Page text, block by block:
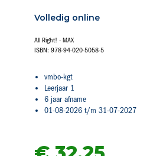
Volledig online
All Right! - MAX
ISBN: 978-94-020-5058-5
vmbo-kgt
Leerjaar 1
6 jaar afname
01-08-2026 t/m 31-07-2027